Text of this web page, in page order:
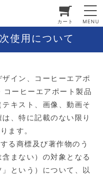
カート MENU
使用について
イン、コーヒーエアポ
ーヒーエアポート製品
キスト、画像、動画そ
、特に記載のない限り
ます。
る商標及び著作物のう
まない）の対象となる
という）について、以